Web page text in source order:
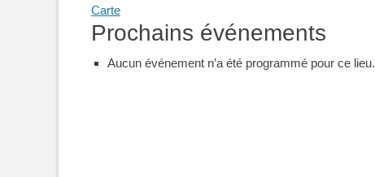
CarteDemo:
Minnesota
Orchestra
Prochains événements
Aucun événement n’a été programmé pour ce lieu.